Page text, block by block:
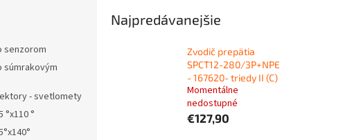
senzorom
súmrakovým
- svetlomety
°x110 °
Najpredávanejšie
Zvodič prepätia
SPCT12-280/3P+NPE
- 167620- triedy II (C)
Momentálne
nedostupné
€127,90